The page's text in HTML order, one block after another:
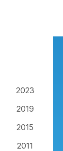
2023
2019
2015
2011